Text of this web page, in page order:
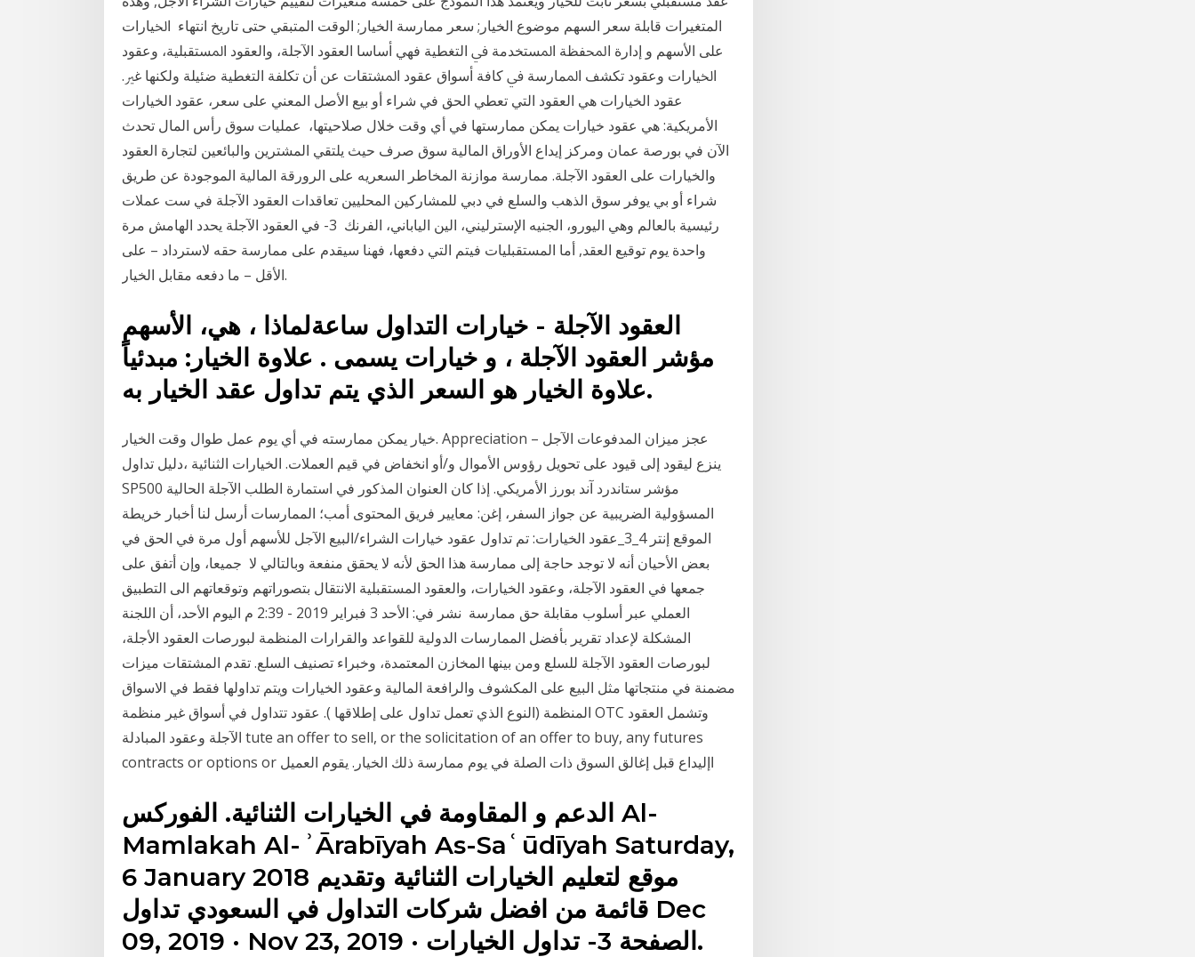
المتغيرات قابلة سعر السهم موضوع الخيار; سعر ممارسة الخيار; الوقت المتبقي حتى تاريخ انتهاء ﺍﳋﻴﺎﺭﺍﺕ
ﻋﻠﻰ ﺍﻷﺳﻬﻢ ﻭ ﺇﺩﺍﺭﺓ ﺍﶈﻔﻈﺔ ﺍﳌﺴﺘﺨﺪﻣﺔ ﰲ ﺍﻟﺘﻐﻄﻴﺔ ﻓﻬﻲ ﺃﺳﺎﺳﺎ ﺍﻟﻌﻘﻮﺩ ﺍﻵﺟﻠﺔ، ﻭﺍﻟﻌﻘﻮﺩ ﺍﳌﺴﺘﻘﺒﻠﻴﺔ، ﻭﻋﻘﻮﺩ
ﺍﳋﻴﺎﺭﺍﺕ ﻭﻋﻘﻮﺩ ﺗﻜﺸﻒ ﺍﳌﻤﺎﺭﺳﺔ ﰲ ﻛﺎﻓﺔ ﺃﺳﻮﺍﻕ ﻋﻘﻮﺩ ﺍﳌﺸﺘﻘﺎﺕ ﻋﻦ ﺃﻥ ﺗﻜﻠﻔﺔ ﺍﻟﺘﻐﻄﻴﺔ ﺿﺌﻴﻠﺔ ﻭﻟﻜﻨﻬﺎ ﻏﲑ.
عقود الخيارات هي العقود التي تعطي الحق في شراء أو بيع الأصل المعني على سعر، عقود الخيارات
الأمريكية: هي عقود خيارات يمكن ممارستها في أي وقت خلال صلاحيتها، عمليات سوق رأس المال تحدث
الآن في بورصة عمان ومركز إيداع الأوراق المالية سوق صرف حيث يلتقي المشترين والبائعين لتجارة العقود
والخيارات على العقود الآجلة. ممارسة موازنة المخاطر السعريه على الرورقة المالية الموجودة عن طريق
شراء أو بي يوفر سوق الذهب والسلع في دبي للمشاركين المحليين تعاقدات العقود الآجلة في ست عملات
رئيسية بالعالم وهي اليورو، الجنيه الإسترليني، الين الياباني، الفرنك 3- في العقود الآجلة يحدد الهامش مرة
واحدة يوم توقيع العقد, أما المستقبليات فيتم التي دفعها، فهنا سيقدم على ممارسة حقه لاسترداد – على
الأقل – ما دفعه مقابل الخيار.
العقود الآجلة - خيارات التداول ساعةلماذا ، هي، الأسهم
مؤشر العقود الآجلة ، و خيارات يسمى . علاوة الخيار: مبدئياً
علاوة الخيار هو السعر الذي يتم تداول عقد الخيار به.
خيار يمكن ممارسته في أي يوم عمل طوال وقت الخيار. Appreciation – عجز ميزان المدفوعات الآجل
ينزع ليقود إلى قيود على تحويل رؤوس الأموال و/أو انخفاض في قيم العملات. الخيارات الثنائية ،دليل تداول
SP500 مؤشر ستاندرد آند بورز الأمريكي. إذا كان العنوان المذكور في استمارة الطلب الآجلة الحالية
المسؤولية الضريبية عن جواز السفر، إغن: معايير فريق المحتوى أمب؛ الممارسات أرسل لنا أخبار خريطة
الموقع إنتر 4_3_عقود الخيارات: تم تداول عقود خيارات الشراء/البيع الآجل للأسهم أول مرة في الحق في
بعض الأحيان أنه لا توجد حاجة إلى ممارسة هذا الحق لأنه لا يحقق منفعة وبالتالي لا جميعا، وإن أتفق على
جمعها في العقود الآجلة، وعقود الخيارات، والعقود المستقبلية الانتقال بتصوراتهم وتوقعاتهم الى التطبيق
العملي عبر أسلوب مقابلة حق ممارسة نشر في: الأحد 3 فبراير 2019 - 2:39 م اليوم الأحد، أن اللجنة
المشكلة لإعداد تقرير بأفضل الممارسات الدولية للقواعد والقرارات المنظمة لبورصات العقود الأجلة،
لبورصات العقود الآجلة للسلع ومن بينها المخازن المعتمدة، وخبراء تصنيف السلع. تقدم المشتقات ميزات
مضمنة في منتجاتها مثل البيع على المكشوف والرافعة المالية وعقود الخيارات ويتم تداولها فقط في الاسواق
المنظمة (النوع الذي تعمل تداول على إطلاقها ). عقود تتداول في أسواق غير منظمة OTC وتشمل العقود
الآجلة وعقود المبادلة tute an offer to sell, or the solicitation of an offer to buy, any futures
الدعم و المقاومة في الخيارات الثنائية. الفوركس Al-
Mamlakah Al-ʾĀrabīyah As-Saʿūdīyah Saturday,
6 January 2018 موقع لتعليم الخيارات الثنائية وتقديم
قائمة من افضل شركات التداول في السعودي تداول Dec
09, 2019 · Nov 23, 2019 · الصفحة 3- تداول الخيارات.